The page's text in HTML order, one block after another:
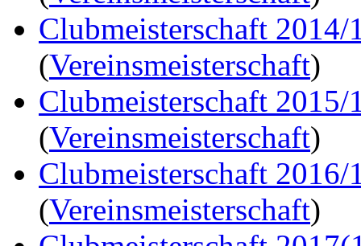
Clubmeisterschaft
(Vereinsmeisterschaft)
Clubmeisterschaft 2015/
(Vereinsmeisterschaft)
Clubmeisterschaft 2016/
(Vereinsmeisterschaft)